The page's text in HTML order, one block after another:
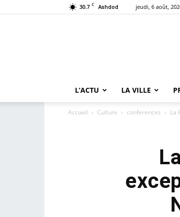
30.7 C Ashdod jeudi, 6 août,
L’ACTU LA VILLE
Accueil Culture conferences La